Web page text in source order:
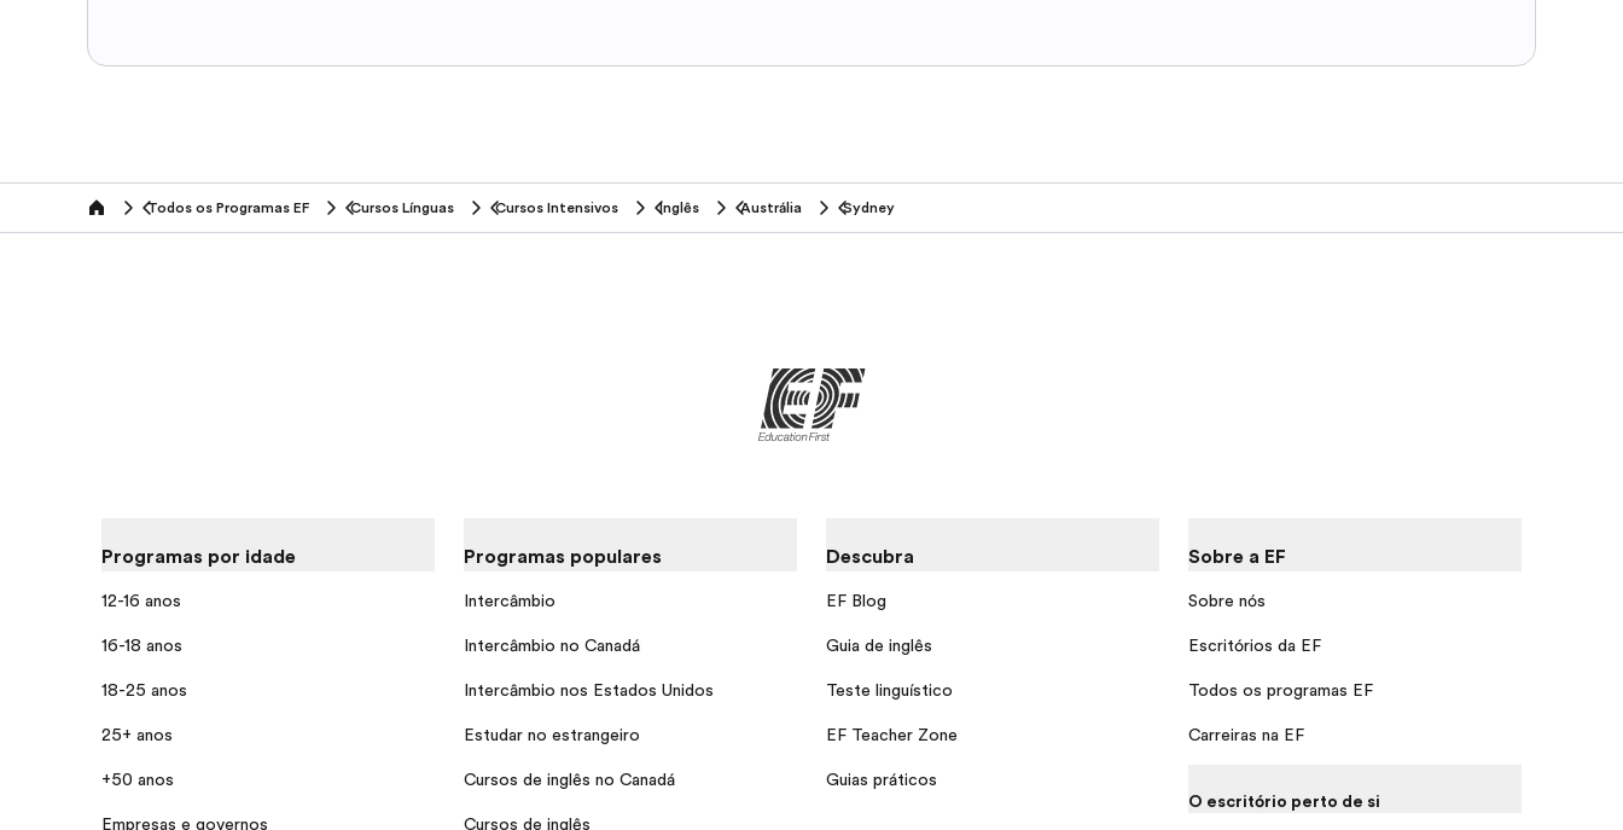
home Todos os Programas EF Cursos Línguas Cursos Intensivos Inglês Austrália Sydney
Programas por idade
12-16 anos
16-18 anos
18-25 anos
25+ anos
+50 anos
Empresas e governos
Programas populares
Intercâmbio
Intercâmbio no Canadá
Intercâmbio nos Estados Unidos
Estudar no estrangeiro
Cursos de inglês no Canadá
Cursos de inglês
Descubra
EF Blog
Guia de inglês
Teste linguístico
EF Teacher Zone
Guias práticos
Sobre a EF
Sobre nós
Escritórios da EF
Todos os programas EF
Carreiras na EF
O escritório perto de si